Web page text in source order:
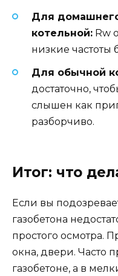
Для
котельной: Rw
низкие частоты
Для обычной
достаточно,
слышен как
разборчиво.
Итог: что
Если вы
газобетона
простого осмотра.
окна, двери. Часто
газобетоне, а в